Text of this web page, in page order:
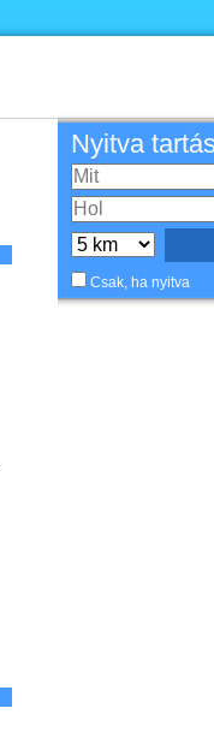
Nyitva
Csak, ha nyitva